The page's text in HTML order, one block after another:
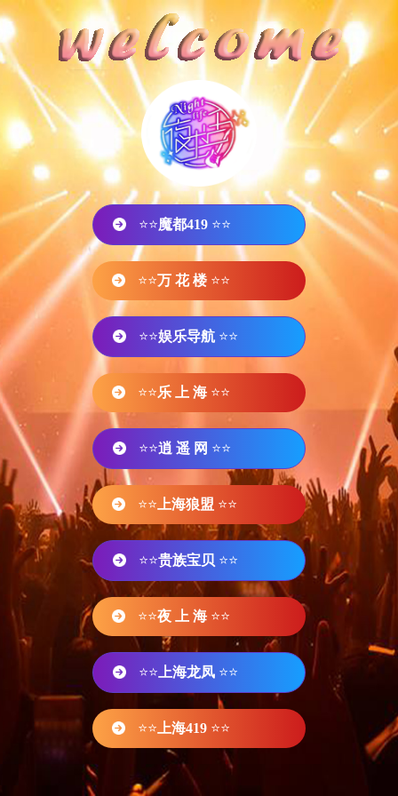
⭐⭐魔都419 ⭐⭐
⭐⭐万 花 楼 ⭐⭐
⭐⭐娱乐导航 ⭐⭐
⭐⭐乐 上 海 ⭐⭐
⭐⭐逍 遥 网 ⭐⭐
⭐⭐ 上海狼盟 ⭐⭐
⭐⭐贵族宝贝 ⭐⭐
⭐⭐夜 上 海 ⭐⭐
⭐⭐ 上海龙凤 ⭐⭐
⭐⭐ 上海419 ⭐⭐